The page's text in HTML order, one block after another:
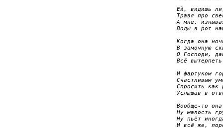
Ей, видишь
Травя про
А мне,
Воды в рот
Когда она
В замочную
О Господи,
Всё
И фартуком
Счастливым
Спросить
Услышав в
Вообще-то
Ну малость
Ну пьёт
И всё же,